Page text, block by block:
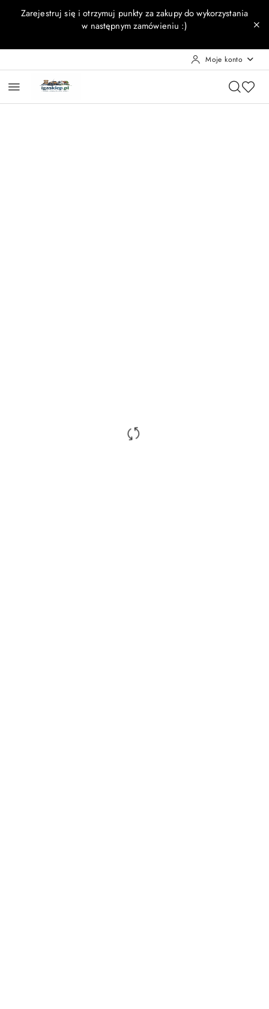
Przejdź do treści głównej
Przejdź do wyszukiwarki
Przejdź do moje konto
Przejdź do menu głównego
Przejdź do opisu produktu
Przejdź do stopki
Zarejestruj się i otrzymuj punkty za zakupy do wykorzystania
w następnym zamówieniu :)
Moje konto